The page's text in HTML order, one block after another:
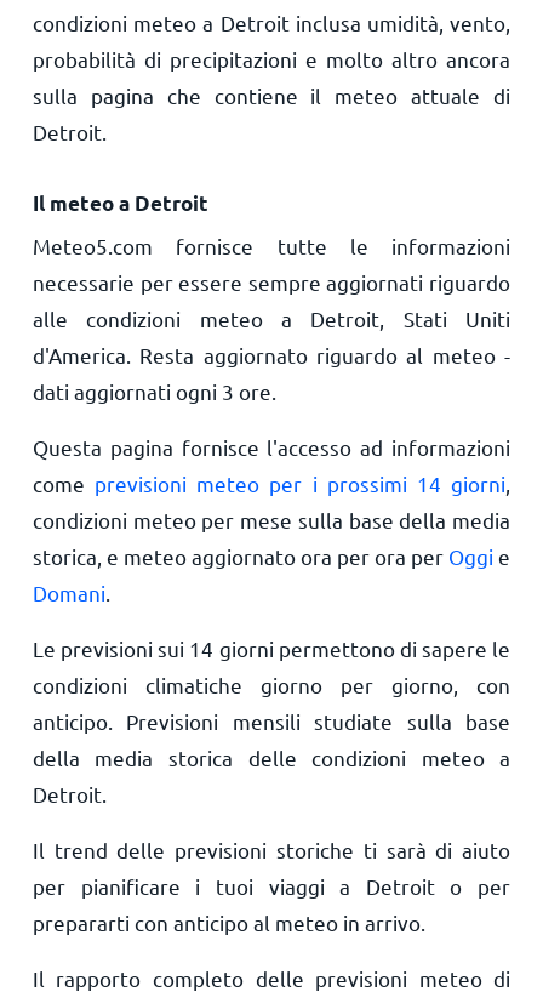
condizioni meteo a Detroit inclusa umidità, vento,
probabilità di precipitazioni e molto altro ancora
sulla pagina che contiene il meteo attuale di
Detroit.
Il meteo a Detroit
Meteo5.com fornisce tutte le informazioni
necessarie per essere sempre aggiornati riguardo
alle condizioni meteo a Detroit, Stati Uniti
d'America. Resta aggiornato riguardo al meteo -
dati aggiornati ogni 3 ore.
Questa pagina fornisce l'accesso ad informazioni
come previsioni meteo per i prossimi 14 giorni
condizioni meteo per mese sulla base della media
storica, e meteo aggiornato ora per ora per Oggi e
Domani
Le previsioni sui 14 giorni permettono di sapere le
condizioni climatiche giorno per giorno, con
anticipo. Previsioni mensili studiate sulla base
della media storica delle condizioni meteo a
Detroit.
Il trend delle previsioni storiche ti sarà di aiuto
per pianificare i tuoi viaggi a Detroit o per
prepararti con anticipo al meteo in arrivo.
Il rapporto completo delle previsioni meteo di